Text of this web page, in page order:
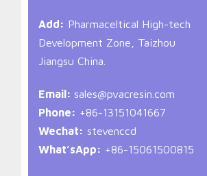
Add: Pharmaceltical High-tech
Development Zone, Taizhou
Jiangsu China.
Email: sales@pvacresin.com
Phone: +86-13151041667
Wechat: stevenccd
What’sApp: +86-15061500815